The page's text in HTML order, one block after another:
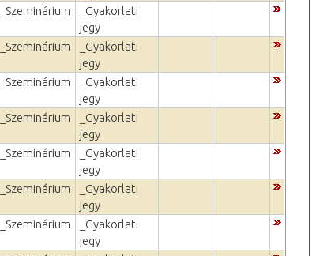
_Szeminárium
_Gyakorlati
jegy
_Szeminárium
_Gyakorlati
jegy
_Szeminárium
_Gyakorlati
jegy
_Szeminárium
_Gyakorlati
jegy
_Szeminárium
_Gyakorlati
jegy
_Szeminárium
_Gyakorlati
jegy
_Szeminárium
_Gyakorlati
jegy